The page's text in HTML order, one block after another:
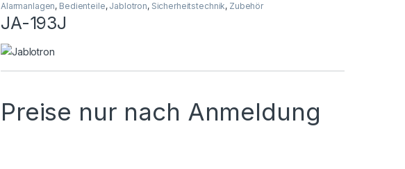
Alarmanlagen, Bedienteile, Jablotron, Sicherheitstechnik, Zubehör
JA-193J
Preise nur nach Anmeldung